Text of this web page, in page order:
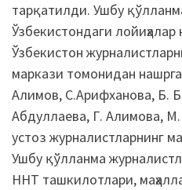
тарқатилди. Ушбу
Ўзбекистондаги
Ўзбекистон
маркази томонидан
Алимов, С.Арифханова, Б.
Абдуллаева, Г. Алимова,
устоз журналистларнинг
Ушбу қўлланма
ННТ ташкилотлари,